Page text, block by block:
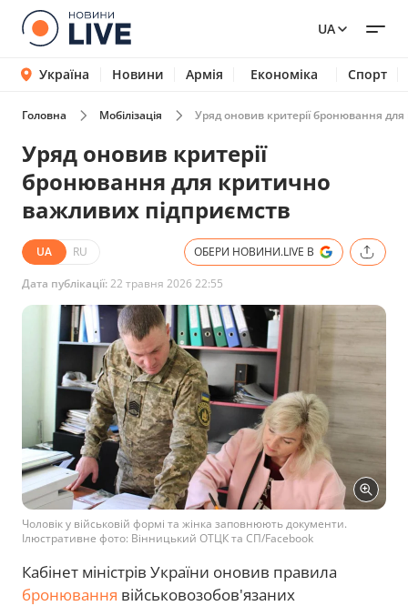
UA
Україна Новини Армія Економіка Спорт
Головна Мобілізація Уряд оновив критерії бронювання
Уряд оновив критерії
бронювання для критично
важливих підприємств
UA RU ОБЕРИ НОВИНИ.LIVE В
Дата публікації:22 травня 2026 22:55
Чоловік у військовій формі та жінка заповнюють документи.
Ілюстративне фото: Вінницький ОТЦК та СП/Facebook
Кабінет міністрів України оновив правила
бронювання військовозобов'язаних